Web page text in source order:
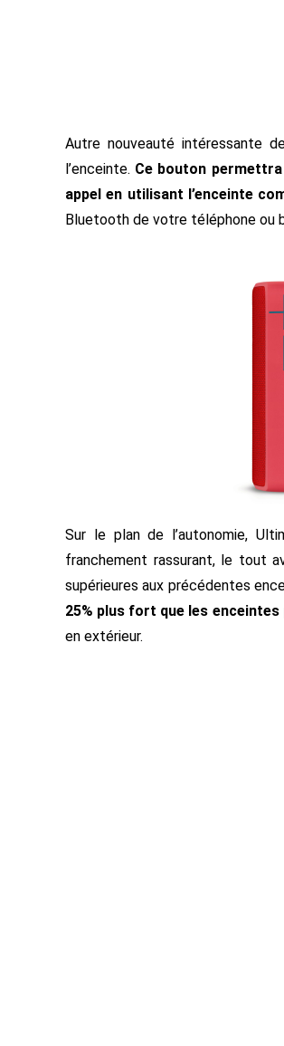
Autre nouveauté intéressante
l’enceinte. Ce bouton
appel en utilisant l’enceinte
Bluetooth de votre téléphone ou
Sur le plan de l’autonomie,
franchement rassurant, le tout
supérieures aux précédentes
25% plus fort que les
en extérieur.